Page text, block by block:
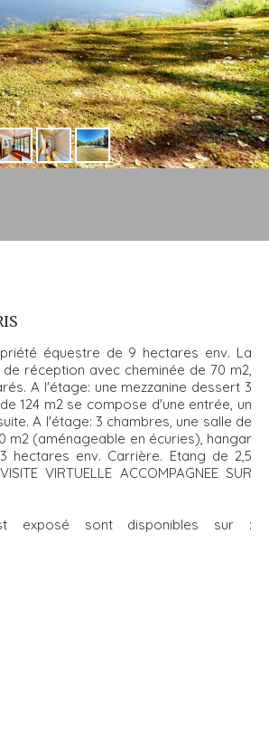
équestre de 9 hectares env. La
réception avec cheminée de 70 m2,
A l'étage: une mezzanine dessert 3
124 m2 se compose d'une entrée, un
A l'étage: 3 chambres, une salle de
m2 (aménageable en écuries), hangar
env. Carrière. Etang de 2,5
VIRTUELLE ACCOMPAGNEE SUR
exposé sont disponibles sur :